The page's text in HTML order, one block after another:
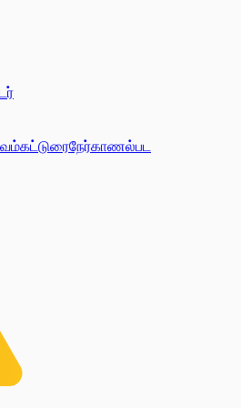
கட்டுரைநேர்காணல்பட